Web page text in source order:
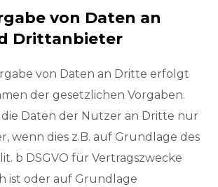
von Daten an
Drittanbieter
von Daten an Dritte erfolgt
der gesetzlichen Vorgaben.
Daten der Nutzer an Dritte nur
wenn dies z.B. auf Grundlage des
lit. b DSGVO für Vertragszwecke
ist oder auf Grundlage